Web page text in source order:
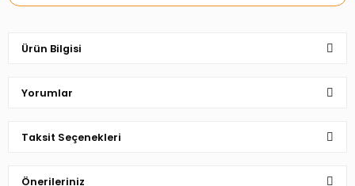
Ürün Bilgisi
Yorumlar
Taksit Seçenekleri
Önerileriniz